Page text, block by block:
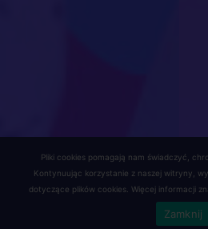
Pliki cookies pomagają nam świadczyć,
Kontynuując korzystanie z naszej witryny,
dotyczące plików cookies. Więcej informacji
Zamknij